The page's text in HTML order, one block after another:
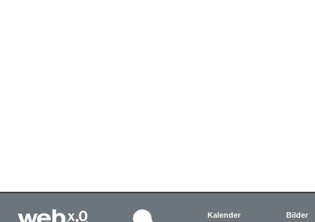
Kalender Bilder